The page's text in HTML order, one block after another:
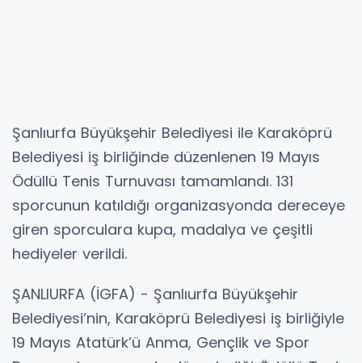
Şanlıurfa Büyükşehir Belediyesi ile Karaköprü
Belediyesi iş birliğinde düzenlenen 19 Mayıs
Ödüllü Tenis Turnuvası tamamlandı. 131
sporcunun katıldığı organizasyonda dereceye
giren sporculara kupa, madalya ve çeşitli
hediyeler verildi.
ŞANLIURFA (İGFA) - Şanlıurfa Büyükşehir
Belediyesi’nin, Karaköprü Belediyesi iş birliğiyle
19 Mayıs Atatürk’ü Anma, Gençlik ve Spor